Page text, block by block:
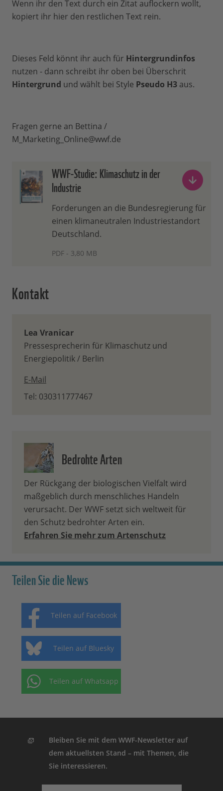
Wenn ihr den Text durch ein Zitat auflockern wollt,
kopiert ihr hier den restlichen Text rein.
Dieses Feld könnt ihr auch für Hintergrundinfos
nutzen - dann schreibt ihr oben bei Überschrit
Hintergrund und wählt bei Style Pseudo H3 aus.
Fragen gerne an Bettina /
M_Marketing_Online@wwf.de
WWF-Studie: Klimaschutz in der
Industrie
Forderungen an die Bundesregierung für
einen klimaneutralen Industriestandort
Deutschland.
PDF - 3,80 MB
Kontakt
Lea Vranicar
Pressesprecherin für Klimaschutz und
Energiepolitik / Berlin
E-Mail
Tel: 030311777467
Bedrohte Arten
Der Rückgang der biologischen Vielfalt wird
maßgeblich durch menschliches Handeln
verursacht. Der WWF setzt sich weltweit für
den Schutz bedrohter Arten ein.
Erfahren Sie mehr zum Artenschutz
Teilen Sie die News
Teilen auf Facebook
Teilen auf Bluesky
Teilen auf Whatsapp
Bleiben Sie mit dem WWF-Newsletter auf
dem aktuellsten Stand – mit Themen, die
Sie interessieren.